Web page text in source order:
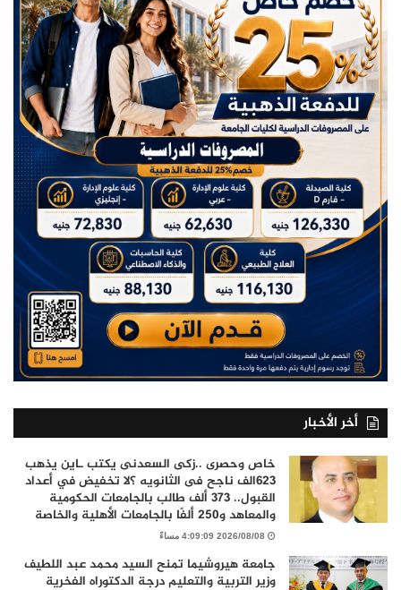
أخر الأخبار
خاص وحصرى ..زكى السعدنى يكتب ـاين يذهب
٦٢٣الف ناجح فى الثانويه ؟لا تخفيض في أعداد
القبول.. 373 ألف طالب بالجامعات الحكومية
والمعاهد و250 ألفًا بالجامعات الأهلية والخاصة
2026/08/08 4:09:09 مساءً
جامعة هيروشيما تمنح السيد محمد عبد اللطيف
وزير التربية والتعليم درجة الدكتوراه الفخرية